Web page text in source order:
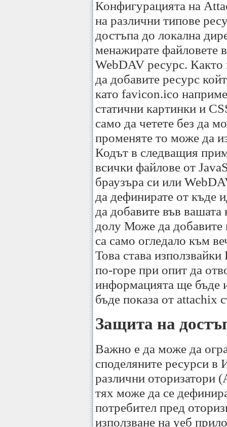
Конфигурацията на
на различни типове
достъпа до локална
менажирате файловете
WebDAV ресурс. Както
да добавите ресурс
като favicon.ico
статични картинки и
само да четете без да
променяте то може да
Кодът в следващия
всички файлове от
браузъра си или
да дефинирате от къде
да добавите във
долу Може да добавите
са само огледало към
Това става
по-горе при опит да
информацията ще бъде
бъде показа от attachix
Защита на
Важно е да може да
споделяните ресурси в
различни оторизатори
тях може да се
потребител пред
използване на уеб